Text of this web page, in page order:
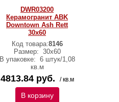
DWR03200
Керамогранит ABK
Downtown Ash Rett
30х60
Код товара:8146
Размер: 30х60
В упаковке: 6 штук/1,08
кв.м
4813.84 руб. / кв.м
В корзину